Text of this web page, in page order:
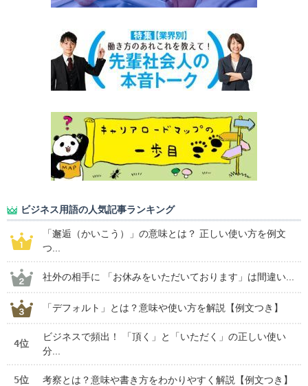
ビジネス用語の人気記事ランキング
「邂逅（かいこう）」の意味とは？ 正しい使い方を例文
つ...
社外の相手に 「お休みをいただいております」は間違い...
「デフォルト」とは？意味や使い方を解説【例文つき】
4位
ビジネスで頻出！ 「頂く」と「いただく」の正しい使い
分...
5位 考察とは？意味や書き方をわかりやすく解説【例文つき】